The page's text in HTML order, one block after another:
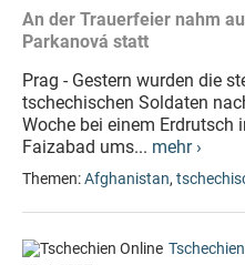
An der Trauerfeier nahm
Parkanová statt
Prag - Gestern wurden die
tschechischen Soldaten
Woche bei einem
Faizabad ums... mehr ›
Themen:Afghanistan,